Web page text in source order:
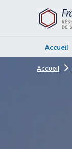
Accueil
Accueil